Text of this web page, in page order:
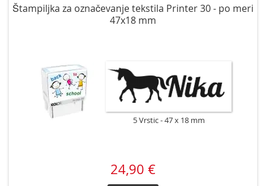
Štampiljka za označevanje tekstila Printer 30 - po meri
47x18 mm
5 Vrstic 47 x 18 mm
24,90 €